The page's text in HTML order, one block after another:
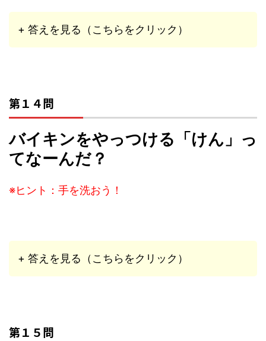
+ 答えを見る（こちらをクリック）
第１４問
バイキンをやっつける「けん」っ
てなーんだ？
※ヒント：手を洗おう！
+ 答えを見る（こちらをクリック）
第１５問